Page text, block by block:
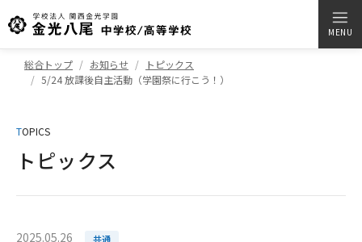
MENU
総合トップ お知らせ
トピックス
5/24 放課後自主活動（学園祭に行こう！）
TOPICS
トピックス
2025.05.26 共通